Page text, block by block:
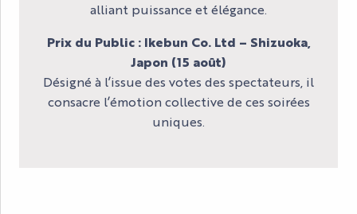
alliant puissance et élégance.
Prix du Public : Ikebun Co. Ltd – Shizuoka,
Japon (15 août)
Désigné à l’issue des votes des spectateurs, il
consacre l’émotion collective de ces soirées
uniques.